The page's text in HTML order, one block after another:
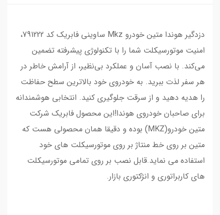
دزدگیر هوندا متین خودرو Mkz ساوینی فابریک کد 791222،
امنیت موتورسیکلت شما را با تکنولوژی پیشرفته تضمین
می‌کند. با نصب آسان و عملکرد بی‌نظیر، از آرامش خاطر در
هر سفر لذت ببرید. به خودروی خود بالاترین سطح حفاظت
را هدیه دهید و از سرقت جلوگیری کنید. انتخابی هوشمندانه
برای صاحبان خودروی هوندا!این محصول فابریک شرکت
متین خودرو(MKZ) بوده و دقیقا همان محصولی هست که
متین بر روی خط منتاژ بر روی موتورسیکلت های خود
استفاده می نماید.قابل نصب بر روی تمامی موتورسیکلت
های کاربراتوری و انژکتوری بازار.